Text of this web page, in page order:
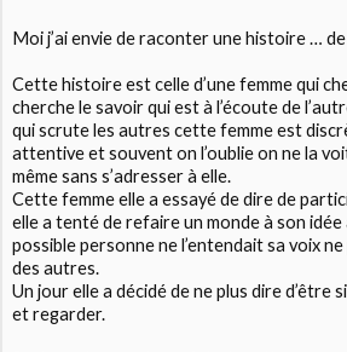
Moi j’ai envie de raconter une histoire …
Cette histoire est celle d’une femme qui
cherche le savoir qui est à l’écoute de
qui scrute les autres cette femme est
attentive et souvent on l’oublie on ne la
même sans s’adresser à elle.
Cette femme elle a essayé de dire de
elle a tenté de refaire un monde à son idée
possible personne ne l’entendait sa voix
des autres.
Un jour elle a décidé de ne plus dire d’être
et regarder.